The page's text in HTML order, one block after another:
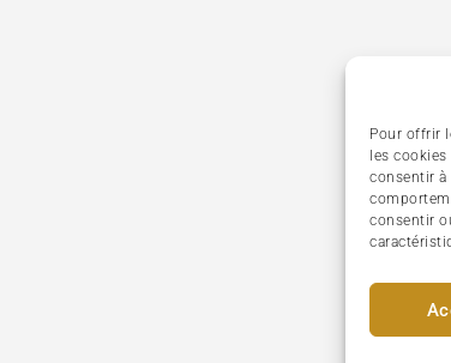
Pour offrir
les
consentir à
consentir